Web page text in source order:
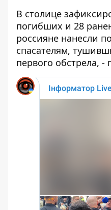
В столице
погибших и 28
россияне нанесли
спасателям,
первого обстрела, -